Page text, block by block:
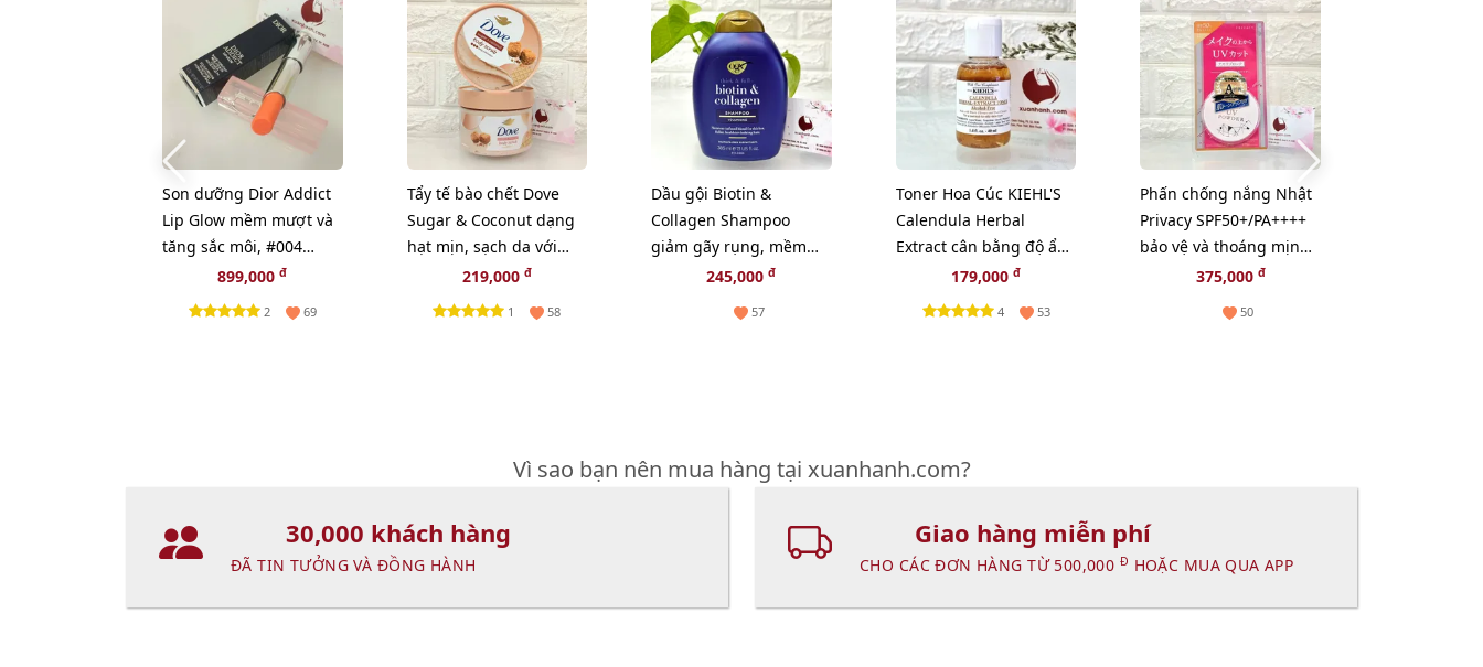
Son dưỡng Dior Addict
Lip Glow mềm mượt và
tăng sắc môi, #004
Coral - cam tự nhiên
(New)
899,000đ
2 69
Tẩy tế bào chết Dove
Sugar & Coconut dạng
hạt mịn, sạch da với
hương ngọt béo, 280g
219,000 đ
1 58
Dầu gội Biotin &
Collagen Shampoo
giảm gãy rụng, mềm
mượt, bồng bềnh -
245,000đ
57
Toner Hoa Cúc KIEHL'S
Calendula Herbal
Extract cân bằng độ ẩm
và sạch sâu - 40ml
179,000đ
4 53
Phấn chống nắng Nhật
Privacy SPF50+/PA++++
bảo vệ và thoáng mịn
đẹp da (New)
375,000 đ
50
Vì sao bạn nên mua hàng tại xuanhanh.com?
30,000 khách hàng
ĐÃ TIN TƯỞNG VÀ ĐỒNG HÀNH
Giao hàng miễn phí
CHO CÁC ĐƠN HÀNG TỪ 500,000 Đ HOẶC MUA QUA APP